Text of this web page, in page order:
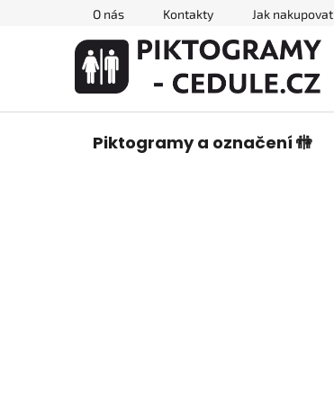
O nás Kontakty Jak nakupovat
Piktogramy a označení 🚻